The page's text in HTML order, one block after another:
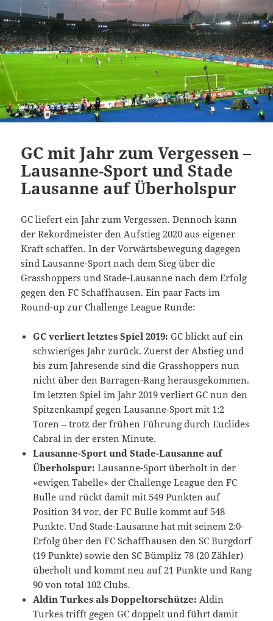
GC mit Jahr zum Vergessen –
Lausanne-Sport und Stade
Lausanne auf Überholspur
GC liefert ein Jahr zum Vergessen. Dennoch kann
der Rekordmeister den Aufstieg 2020 aus eigener
Kraft schaffen. In der Vorwärtsbewegung dagegen
sind Lausanne-Sport nach dem Sieg über die
Grasshoppers und Stade-Lausanne nach dem Erfolg
gegen den FC Schaffhausen. Ein paar Facts im
Round-up zur Challenge League Runde:
GC verliert letztes Spiel 2019: GC blickt auf ein
schwieriges Jahr zurück. Zuerst der Abstieg und
bis zum Jahresende sind die Grasshoppers nun
nicht über den Barragen-Rang herausgekommen.
Im letzten Spiel im Jahr 2019 verliert GC nun den
Spitzenkampf gegen Lausanne-Sport mit 1:2
Toren – trotz der frühen Führung durch Euclides
Cabral in der ersten Minute.
Lausanne-Sport und Stade-Lausanne auf
Überholspur: Lausanne-Sport überholt in der
«ewigen Tabelle» der Challenge League den FC
Bulle und rückt damit mit 549 Punkten auf
Position 34 vor, der FC Bulle kommt auf 548
Punkte. Und Stade-Lausanne hat mit seinem 2:0-
Erfolg über den FC Schaffhausen den SC Burgdorf
(19 Punkte) sowie den SC Bümpliz 78 (20 Zähler)
überholt und kommt neu auf 21 Punkte und Rang
90 von total 102 Clubs.
Aldin Turkes als Doppeltorschütze: Aldin
Turkes trifft gegen GC doppelt und führt damit